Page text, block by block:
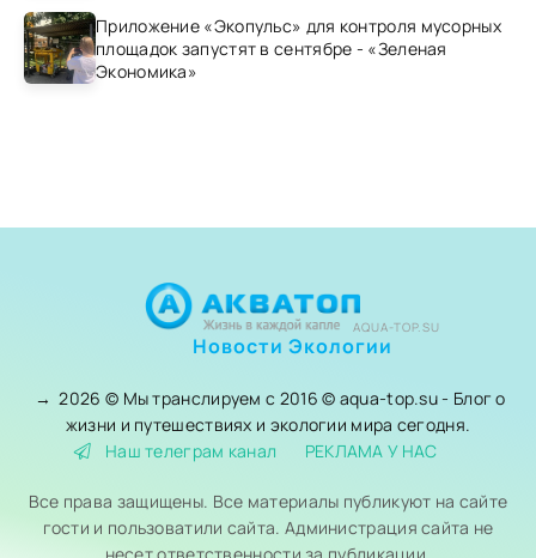
Приложение «Экопульс» для контроля мусорных
площадок запустят в сентябре - «Зеленая
Экономика»
Новости Экологии
AQUA-TOP.SU
→2026 © Мы транслируем с 2016 © aqua-top.su - Блог о
жизни и путешествиях и экологии мира сегодня.
Наш телеграм канал
РЕКЛАМА У НАС
Все права защищены. Все материалы публикуют на сайте
гости и пользоватили сайта. Администрация сайта не